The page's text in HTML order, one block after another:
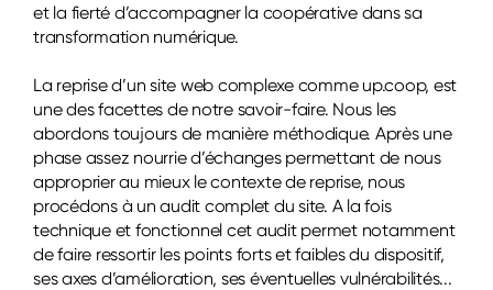
et la fierté d’accompagner la coopérative dans sa
transformation numérique.
La reprise d’un site web complexe comme up.coop, est
une des facettes de notre savoir-faire. Nous les
abordons toujours de manière méthodique. Après une
phase assez nourrie d’échanges permettant de nous
approprier au mieux le contexte de reprise, nous
procédons à un audit complet du site. A la fois
technique et fonctionnel cet audit permet notamment
de faire ressortir les points forts et faibles du dispositif,
ses axes d’amélioration, ses éventuelles vulnérabilités...